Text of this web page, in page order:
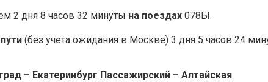
2 дня 8 часов 32 минуты на поездах 078Ы.
(без учета ожидания в Москве) 3 дня 5 часов 24
– Екатеринбург Пассажирский – Алтайская